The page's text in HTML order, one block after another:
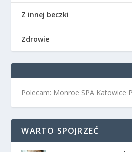
Z innej beczki
Zdrowie
Polecam: Monroe SPA Katowice
WARTO SPOJRZEĆ